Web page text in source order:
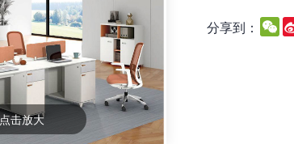
点击放大
分享到：